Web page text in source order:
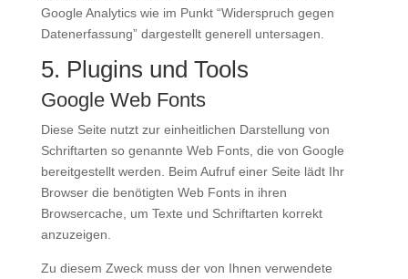
Google Analytics wie im Punkt “Widerspruch gegen
Datenerfassung” dargestellt generell untersagen.
5. Plugins und Tools
Google Web Fonts
Diese Seite nutzt zur einheitlichen Darstellung von
Schriftarten so genannte Web Fonts, die von Google
bereitgestellt werden. Beim Aufruf einer Seite lädt Ihr
Browser die benötigten Web Fonts in ihren
Browsercache, um Texte und Schriftarten korrekt
anzuzeigen.
Zu diesem Zweck muss der von Ihnen verwendete